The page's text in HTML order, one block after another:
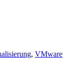
, VMware